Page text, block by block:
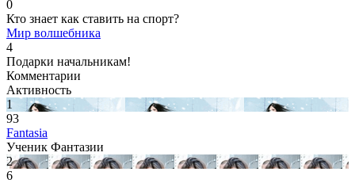
0
Кто знает как ставить на спорт?
Мир волшебника
4
Подарки начальникам!
Комментарии
Активность
1
93
Fantasia
Ученик Фантазии
2
6